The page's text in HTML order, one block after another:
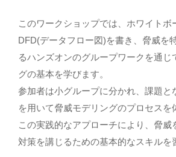
このワークショップでは、ホワイトボ
DFD(データフロー図)を書き、脅威を
るハンズオンのグループワークを通じ
グの基本を学びます。
参加者は小グループに分かれ、課題と
を用いて脅威モデリングのプロセスを
この実践的なアプローチにより、脅威
対策を講じるための基本的なスキルを